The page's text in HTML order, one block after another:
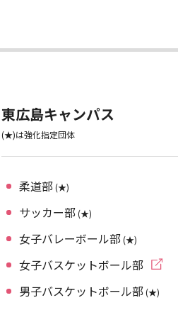
東広島キャンパス
(★)は強化指定団体
柔道部(★)
サッカー部(★)
女子バレーボール部(★)
女子バスケットボール部
男子バスケットボール部(★)